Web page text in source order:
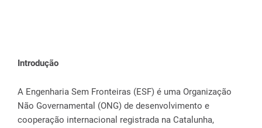
Introdução
A Engenharia Sem Fronteiras (ESF) é uma Organização
Não Governamental (ONG) de desenvolvimento e
cooperação internacional registrada na Catalunha,